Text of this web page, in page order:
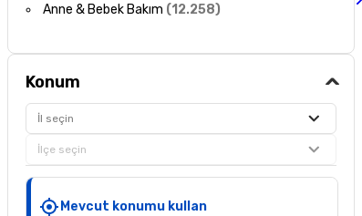
Anne & Bebek Bakım (12.258)
Konum
İl seçin
İlçe seçin
Mevcut konumu kullan